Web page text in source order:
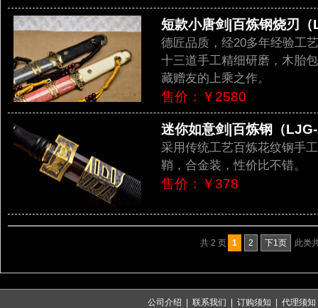
短款小唐剑|百炼钢烧刃
德匠品质，经20多年经验工
十三道手工精细研磨，木胎
藏赠友的上乘之作。
售价：￥2580
迷你如意剑|百炼钢（
采用传统工艺百炼花纹钢手
鞘，合金装，性价比不错。
售价：￥378
共 2 页 1 2 下1页 此类
公司介绍 联系我们 订购须知 代理须知